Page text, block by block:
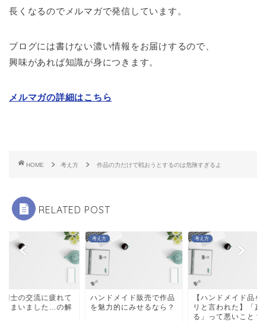
長くなるのでメルマガで発信しています。
ブログには書けない濃い情報をお届けするので、
興味があれば知識が身につきます。
メルマガの詳細はこちら
HOME 考え方 作品の力だけで戦おうとするのは危険すぎるよ
RELATED POST
同士の交流に疲れて
しまいました…の解
考え方
ハンドメイド販売で作品
を魅力的にみせるなら？
考え方
【ハンドメイド品を
リと言われた】「真
る」って悪いこと？